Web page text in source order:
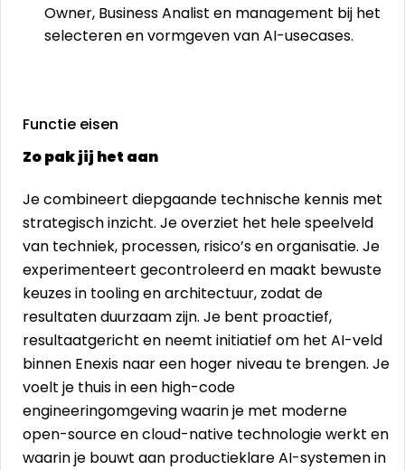
Owner, Business Analist en management bij het
selecteren en vormgeven van AI-usecases.
Functie eisen
Zo pak jij het aan
Je combineert diepgaande technische kennis met
strategisch inzicht. Je overziet het hele speelveld
van techniek, processen, risico’s en organisatie. Je
experimenteert gecontroleerd en maakt bewuste
keuzes in tooling en architectuur, zodat de
resultaten duurzaam zijn. Je bent proactief,
resultaatgericht en neemt initiatief om het AI-veld
binnen Enexis naar een hoger niveau te brengen. Je
voelt je thuis in een high-code
engineeringomgeving waarin je met moderne
open-source en cloud-native technologie werkt en
waarin je bouwt aan productieklare AI-systemen in